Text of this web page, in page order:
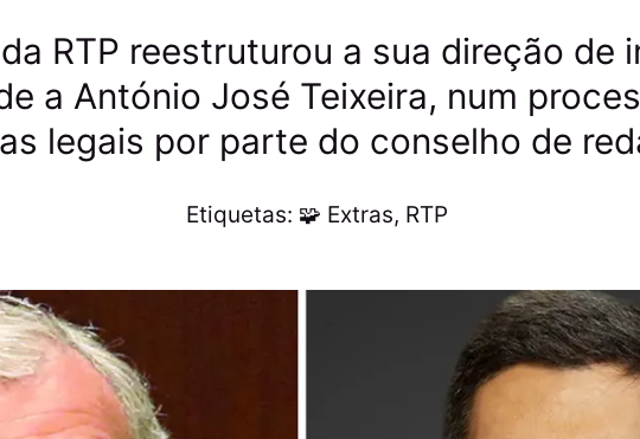
RTP reestruturou a sua direção de
a António José Teixeira, num
legais por parte do conselho de
Etiquetas: 🧩 Extras, RTP